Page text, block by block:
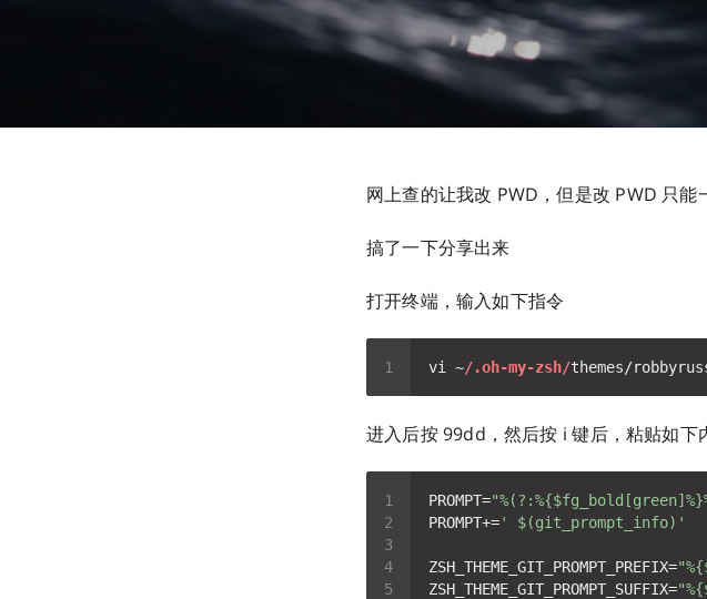
网上查的让我改 PWD，但是改 PWD 只
搞了一下分享出来
打开终端，输入如下指令
vi ~/.oh-my-zsh/
进入后按 99dd，然后按 i 键后，粘贴如下
PROMPT=
PROMPT+=' $(git_prompt_info)'
ZSH_THEME_GIT_PROMPT_PREFIX=
ZSH_THEME_GIT_PROMPT_SUFFIX=